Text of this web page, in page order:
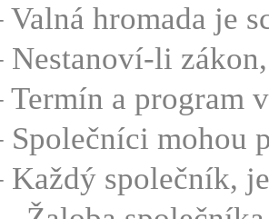
Valná hromada je
Nestanoví-li
Termín a program
Společníci mohou
Každý společník,